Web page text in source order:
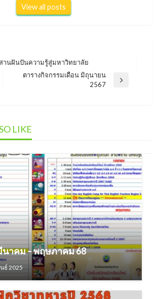
View all posts
านฝันปันความรู้สู่มหาวิทยาลัย
ตารางกิจกรรมเดือน มิถุนายน
2567
LIKE
าคม – พฤษภาคม 68
ธ์ 2025